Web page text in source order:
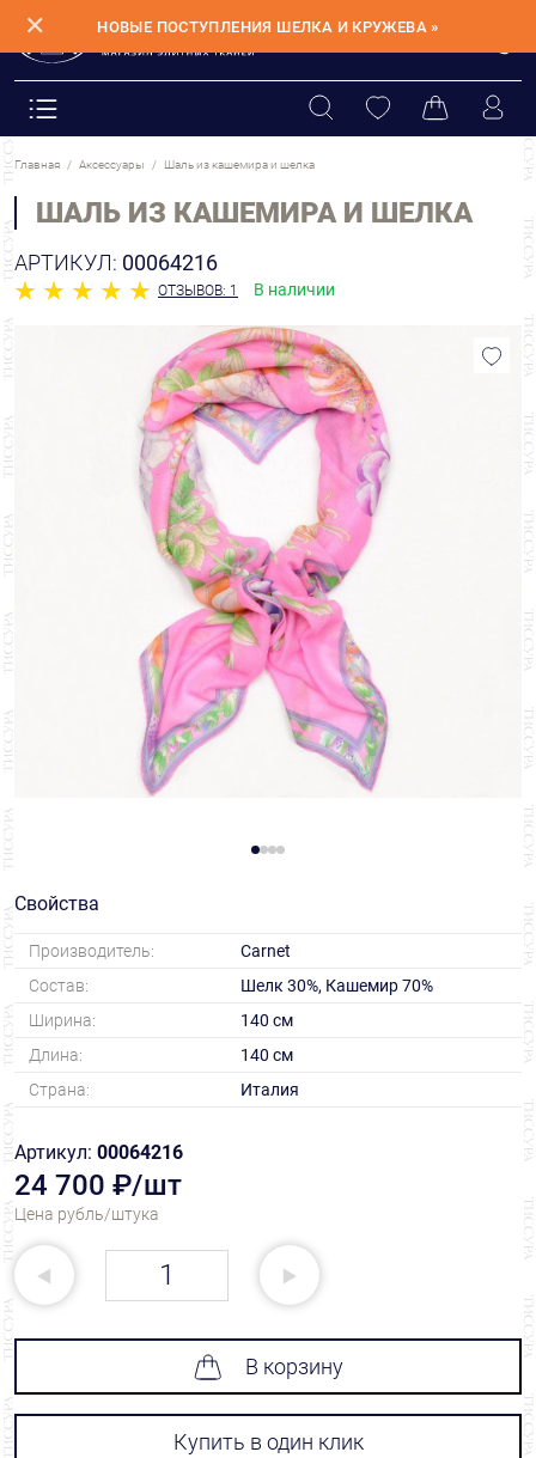
✕ НОВЫЕ ПОСТУПЛЕНИЯ ШЕЛКА И КРУЖЕВА »
Главная Аксессуары Шаль из кашемира и шелка
ШАЛЬ ИЗ КАШЕМИРА И ШЕЛКА
АРТИКУЛ: 00064216
ОТЗЫВОВ: 1 В наличии
Свойства
Производитель:
Carnet
Состав:
Шелк 30%, Кашемир 70%
Ширина:
140 см
Длина:
140 см
Страна:
Италия
Артикул: 00064216
24 700 ₽/шт
Цена рубль/штука
В корзину
Купить в один клик